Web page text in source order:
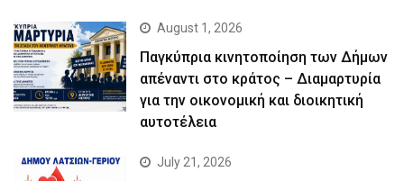
August 1, 2026
Παγκύπρια κινητοποίηση των Δήμων
απέναντι στο κράτος – Διαμαρτυρία
για την οικονομική και διοικητική
αυτοτέλεια
July 21, 2026